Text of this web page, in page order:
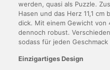
werden, quasi als Puzzle.
Hasen und das Herz 11,1
dick. Mit einem Gewicht von
dennoch robust.
sodass für jeden
Einzigartiges Design